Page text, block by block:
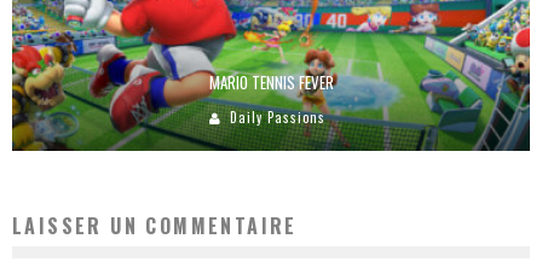
MARIO TENNIS FEVER
Daily Passions
LAISSER UN COMMENTAIRE